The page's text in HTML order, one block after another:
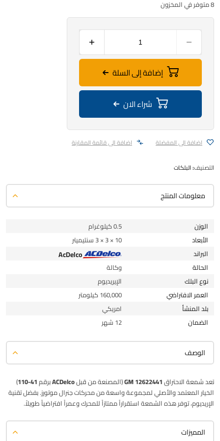
8 متوفر في المخزون
إضافة إلى السلة
شراء الان
اضافة الى المفضلة اضافة الى قائمة المقارنة
التصنيف:البلكات
معلومات المنتج
الوزن
0.5 كيلوغرام
الأبعاد
10 × 3 × 3 سنتيميتر
البراند
AcDelco
الحالة
وكالة
نوع البلك
الإيريديوم
العمر الافتراضي
160,000 كيلومتر
بلد المنشأ
امريكي
الضمان
12 شهر
الوصف
تعد شمعة الاحتراقGM 12622441(المصنعة من قبلACDelcoبرقم41-110
)
الخيار المعتمد والأصلي لمجموعة واسعة من محركات جنرال موتورز. بفضل تقنية
الإريديوم، توفر هذه الشمعة استقراراً ممتازاً للمحرك وعمراً افتراضياً طويلاً.
المميزات